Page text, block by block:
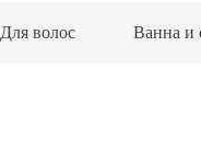
Для волос Ванна и